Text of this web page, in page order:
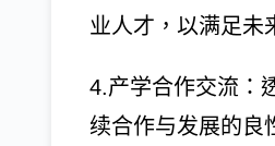
业人才，以满足未
4.产学合作交流：
续合作与发展的良